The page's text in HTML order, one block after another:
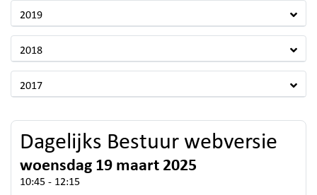
2019
2018
2017
Dagelijks Bestuur webversie
woensdag 19 maart 2025
10:45 - 12:15